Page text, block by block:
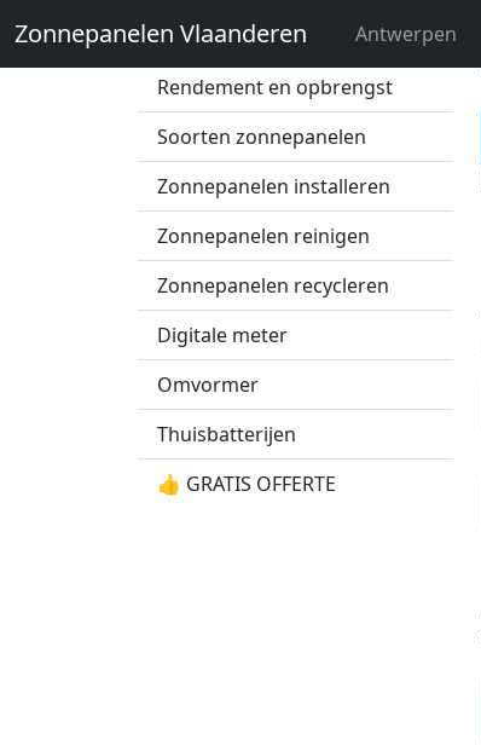
Zonnepanelen Vlaanderen Antwerpen
Zonnepanelen prijs
Rendement en opbrengst
Soorten zonnepanelen
Zonnepanelen installeren
Zonnepanelen reinigen
Zonnepanelen recycleren
Digitale meter
Omvormer
Thuisbatterijen
👍 GRATIS OFFERTE